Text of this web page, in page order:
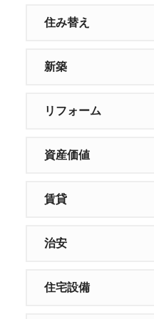
住み替え
新築
リフォーム
資産価値
賃貸
治安
住宅設備